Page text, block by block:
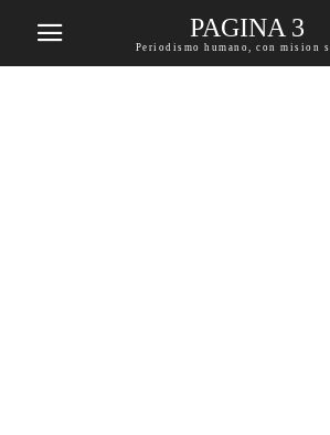
PAGINA 3
Periodismo humano, con mision